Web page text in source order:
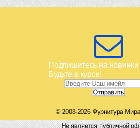
Подпишитесь на новинки
Будьте в курсе!
© 2008-2026 Фурнитура
Не является публичной